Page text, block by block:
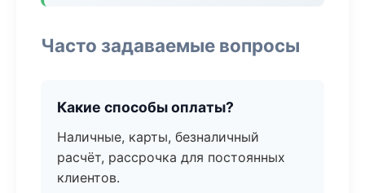
Часто задаваемые вопросы
Какие способы оплаты?
Наличные, карты, безналичный
расчёт, рассрочка для постоянных
клиентов.